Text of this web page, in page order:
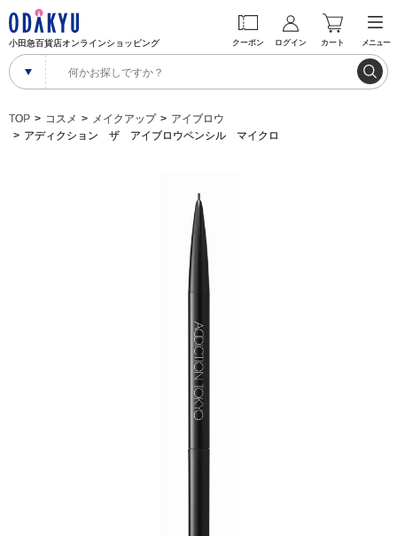
小田急百貨店オンラインショッピング クーポン ログイン カート メニュー
TOP コスメ メイクアップ
アイブロウ
アディクション ザ アイブロウペンシル マイクロ